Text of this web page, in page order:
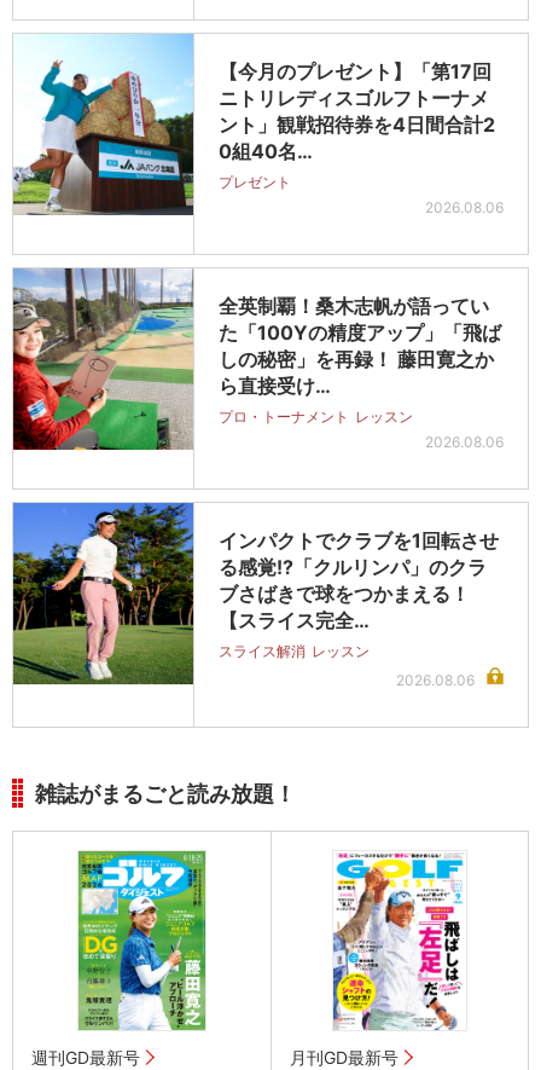
【今月のプレゼント】「第17回
ニトリレディスゴルフトーナメ
ント」観戦招待券を4日間合計2
0組40名…
プレゼント
2026.08.06
全英制覇！桑木志帆が語ってい
た「100Yの精度アップ」「飛ば
しの秘密」を再録！ 藤田寛之か
ら直接受け…
プロ・トーナメント レッスン
2026.08.06
インパクトでクラブを1回転させ
る感覚!?「クルリンパ」のクラ
ブさばきで球をつかまえる！
【スライス完全…
スライス解消 レッスン
2026.08.06
雑誌がまるごと読み放題！
週刊GD最新号 月刊GD最新号